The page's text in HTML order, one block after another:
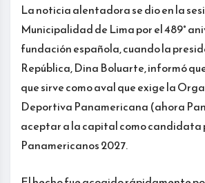
La noticia alentadora se dio en la
Municipalidad de Lima por el 489°
fundación española, cuando la
República, Dina Boluarte, informó
que sirve como aval que exige la
Deportiva Panamericana (ahora
aceptar a la capital como candidata
Panamericanos 2027.